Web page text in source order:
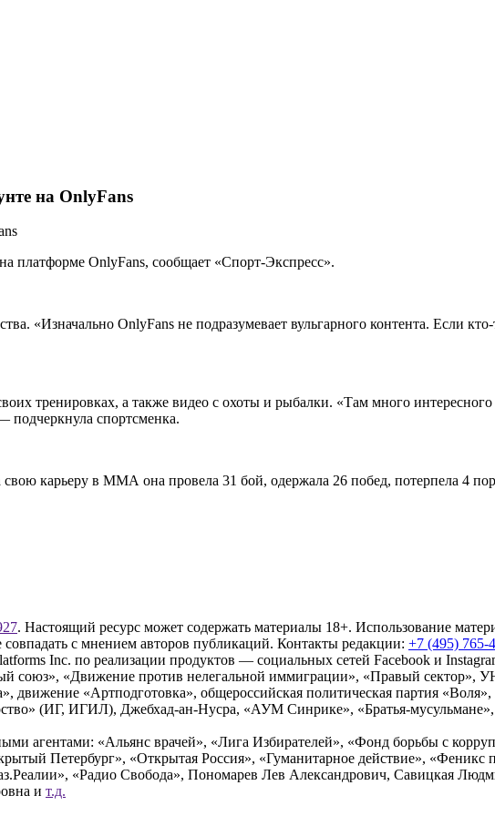
на OnlyFans
платформе OnlyFans, сообщает «Спорт-Экспресс».
«Изначально OnlyFans не подразумевает вульгарного контента. Если
тренировках, а также видео с охоты и рыбалки. «Там много
подчеркнула спортсменка.
карьеру в ММА она провела 31 бой, одержала 26 побед, потерпела 4
. Настоящий ресурс может содержать материалы 18+. Использование
с мнением авторов публикаций. Контакты редакции: +7 (495) 765-
Inc. по реализации продуктов — социальных сетей Facebook и
союз», «Движение против нелегальной иммиграции», «Правый
движение «Артподготовка», общероссийская политическая партия
(ИГ, ИГИЛ), Джебхад-ан-Нусра, «АУМ Синрике», «Братья-мусульмане»,
агентами: «Альянс врачей», «Лига Избирателей», «Фонд борьбы с
Петербург», «Открытая Россия», «Гуманитарное действие», «Феникс
«Радио Свобода», Пономарев Лев Александрович, Савицкая
и т.д.